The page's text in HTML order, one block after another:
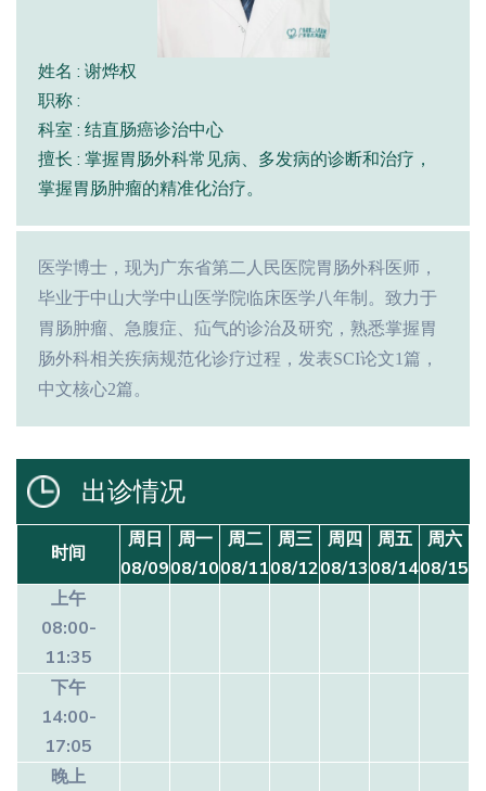
姓名 : 谢烨权
职称 :
科室 : 结直肠癌诊治中心
擅长 : 掌握胃肠外科常见病、多发病的诊断和治疗，
掌握胃肠肿瘤的精准化治疗。
医学博士，现为广东省第二人民医院胃肠外科医师，
毕业于中山大学中山医学院临床医学八年制。致力于
胃肠肿瘤、急腹症、疝气的诊治及研究，熟悉掌握胃
肠外科相关疾病规范化诊疗过程，发表SCI论文1篇，
中文核心2篇。
出诊情况
时间
周日
08/09
周一
08/10
周二
08/11
周三
08/12
周四
08/13
周五
08/14
周六
08/15
上午
08:00-
11:35
下午
14:00-
17:05
晚上